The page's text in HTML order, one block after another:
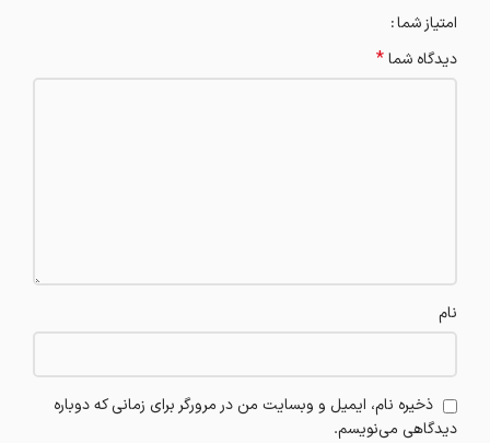
امتیاز شما
دیدگاه شما*
نام
ذخیره نام، ایمیل و وبسایت من در مرورگر برای زمانی که دوباره
دیدگاهی می‌نویسم.